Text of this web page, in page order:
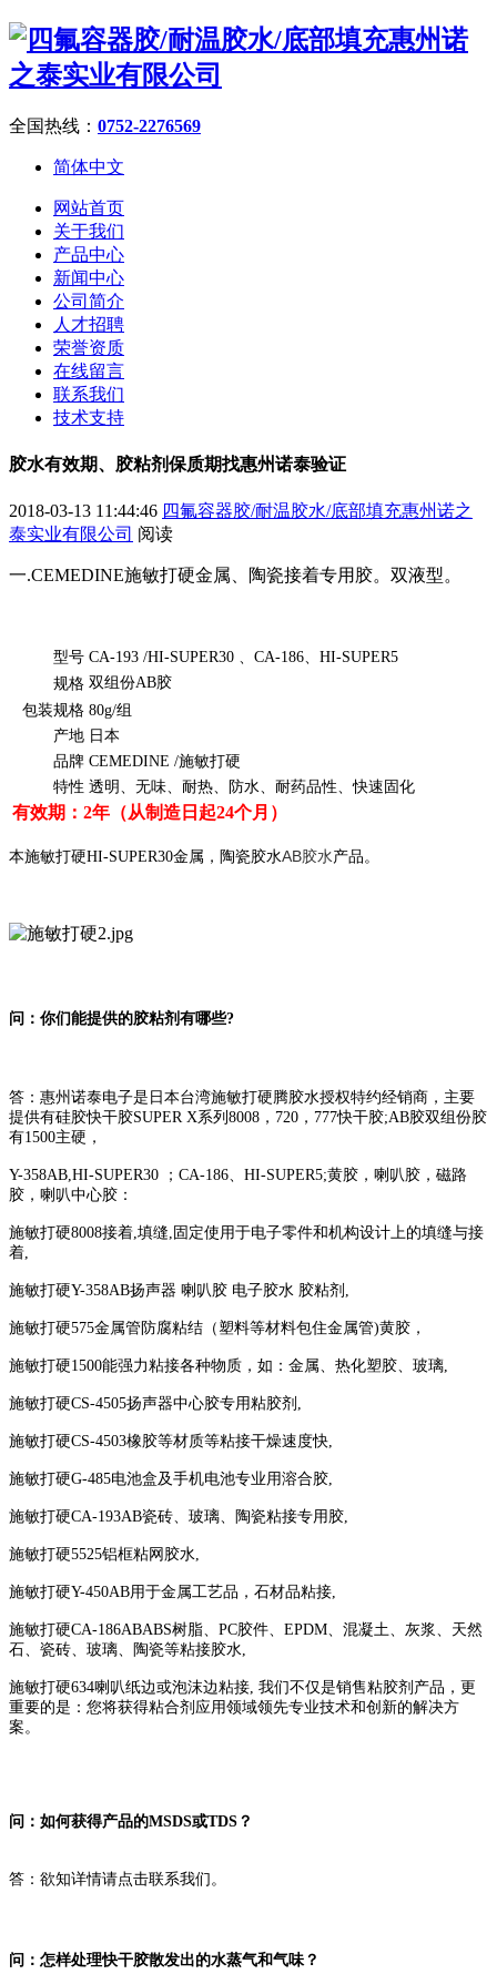
全国热线： 0752-2276569
简体中文
网站首页
关于我们
产品中心
新闻中心
公司简介
人才招聘
荣誉资质
在线留言
联系我们
技术支持
胶水有效期、胶粘剂保质期找惠州诺泰验证
2018-03-13 11:44:46 四氟容器胶/耐温胶水/底部填充惠州诺之
泰实业有限公司 阅读
一.CEMEDINE施敏打硬金属、陶瓷接着专用胶。双液型。
型号 CA-193 /HI-SUPER30 、CA-186、HI-SUPER5
规格 双组份AB胶
包装规格 80g/组
产地 日本
品牌 CEMEDINE /施敏打硬
特性 透明、无味、耐热、防水、耐药品性、快速固化
有效期：2年（从制造日起24个月）
本施敏打硬HI-SUPER30金属，陶瓷胶水AB胶水产品。
问：你们能提供的胶粘剂有哪些?
答：惠州诺泰电子是日本台湾施敏打硬腾胶水授权特约经销商，主要
提供有硅胶快干胶SUPER X系列8008，720，777快干胶;AB胶双组份胶
有1500主硬，
Y-358AB,HI-SUPER30 ；CA-186、HI-SUPER5;黄胶，喇叭胶，磁路
胶，喇叭中心胶：
施敏打硬8008接着,填缝,固定使用于电子零件和机构设计上的填缝与接
着,
施敏打硬Y-358AB扬声器 喇叭胶 电子胶水 胶粘剂,
施敏打硬575金属管防腐粘结（塑料等材料包住金属管)黄胶，
施敏打硬1500能强力粘接各种物质，如：金属、热化塑胶、玻璃,
施敏打硬CS-4505扬声器中心胶专用粘胶剂,
施敏打硬CS-4503橡胶等材质等粘接干燥速度快,
施敏打硬G-485电池盒及手机电池专业用溶合胶,
施敏打硬CA-193AB瓷砖、玻璃、陶瓷粘接专用胶,
施敏打硬5525铝框粘网胶水,
施敏打硬Y-450AB用于金属工艺品，石材品粘接,
施敏打硬CA-186ABABS树脂、PC胶件、EPDM、混凝土、灰浆、天然
石、瓷砖、玻璃、陶瓷等粘接胶水,
施敏打硬634喇叭纸边或泡沫边粘接, 我们不仅是销售粘胶剂产品，更
重要的是：您将获得粘合剂应用领域领先专业技术和创新的解决方
案。
问：如何获得产品的MSDS或TDS？
答：欲知详情请点击联系我们。
问：怎样处理快干胶散发出的水蒸气和气味？